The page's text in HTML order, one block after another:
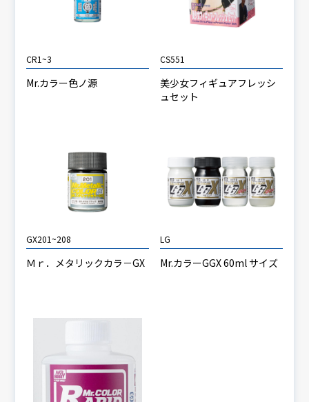
CR1~3
Mr.カラー色ノ源
CS551
美少女フィギュアフレッシ
ュセット
GX201~208
Ｍｒ．メタリックカラ－GX
LG
Mr.カラーGGX 60ml サイズ